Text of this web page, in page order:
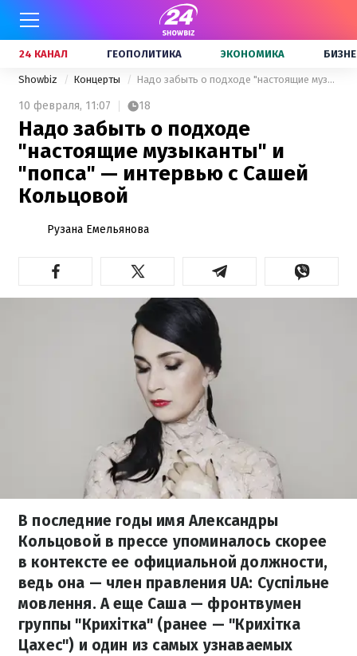
24 КАНАЛ ГЕОПОЛИТИКА ЭКОНОМИКА
Showbiz Концерты Надо забыть о подходе "настоящие музыканты" и "попса" — интервью с Сашей Кольцовой
10 февраля, 11:07 18
Надо забыть о подходе
"настоящие музыканты" и
"попса" — интервью с Сашей
Кольцовой
Рузана Емельянова
В последние годы имя Александры
Кольцовой в прессе упоминалось скорее
в контексте ее официальной должности,
ведь она — член правления UA: Суспільне
мовлення. А еще Саша — фронтвумен
группы "Крихітка" (ранее — "Крихітка
Цахес") и один из самых узнаваемых